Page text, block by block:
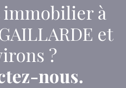
à
et
?
nous.